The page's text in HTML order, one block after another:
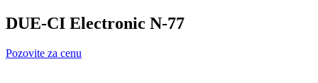
DUE-CI Electronic N-77
Pozovite za cenu